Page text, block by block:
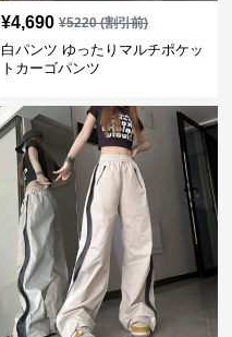
¥4,690 ¥5220(割引前)
白パンツ ゆったりマルチポケッ
トカーゴパンツ